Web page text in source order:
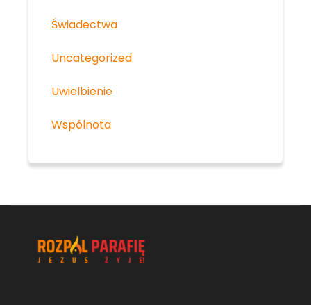
Świadectwa
Uncategorized
Uwielbienie
Wspólnota